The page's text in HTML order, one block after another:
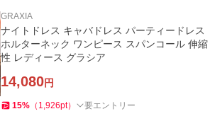
GRAXIA
ナイトドレス キャバドレス パーティードレス
ホルターネック ワンピース スパンコール 伸縮
性 レディース グラシア
14,080円
15% （ 1,926pt） 要エントリー